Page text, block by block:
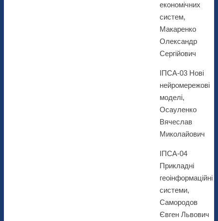
економічних
систем,
Макаренко
Олександр
Сергійович
ІПСА-03 Нові
нейромережові
моделі,
Осауленко
Вячеслав
Миколайович
ІПСА-04
Прикладні
геоінформаційні
системи,
Самородов
Євген Львович